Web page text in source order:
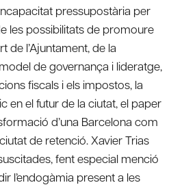
pressupostària per
les possibilitats de promoure
de l’Ajuntament, de la
de governança i lideratge,
fiscals i els impostos, la
en el futur de la ciutat, el paper
d’una Barcelona com
de retenció. Xavier Trias
fent especial menció
l’endogàmia present a les